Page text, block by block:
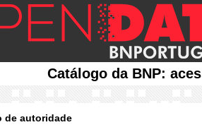
Catálogo da BNP:
de autoridade